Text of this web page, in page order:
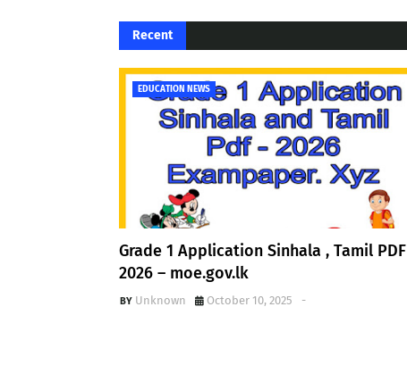
Recent
EDUCATION NEWS
Grade 1 Application Sinhala , Tamil PDF
2026 – moe.gov.lk
Unknown -
October 10, 2025